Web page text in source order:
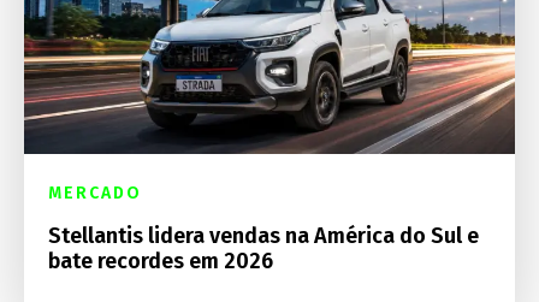
MERCADO
Stellantis lidera vendas na América do Sul e
bate recordes em 2026